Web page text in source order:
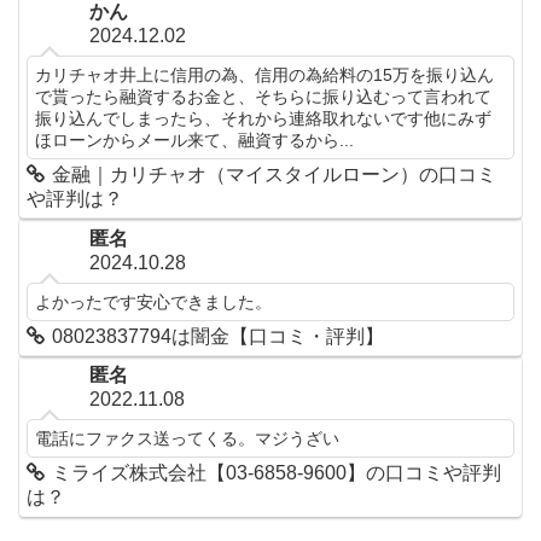
かん
2024.12.02
カリチャオ井上に信用の為、信用の為給料の15万を振り込ん
で貰ったら融資するお金と、そちらに振り込むって言われて
振り込んでしまったら、それから連絡取れないです他にみず
ほローンからメール来て、融資するから...
金融｜カリチャオ（マイスタイルローン）の口コミ
や評判は？
匿名
2024.10.28
よかったです安心できました。
08023837794は闇金【口コミ・評判】
匿名
2022.11.08
電話にファクス送ってくる。マジうざい
ミライズ株式会社【03-6858-9600】の口コミや評判
は？